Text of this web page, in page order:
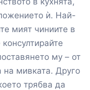
ѝ. Най-
мият чиниите в
му – от
на мивката. Друго
трябва да